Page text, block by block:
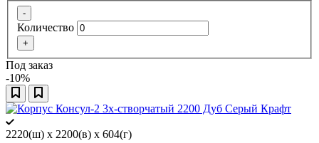
-
Количество
+
Под заказ
-10%
2220(ш) x 2200(в) x 604(г)